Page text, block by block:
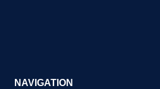
NAVIGATION